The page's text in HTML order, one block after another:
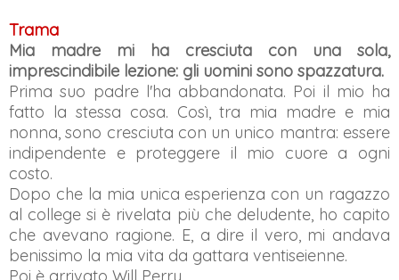
Trama
Mia madre mi ha cresciuta con una sola,
imprescindibile lezione: gli uomini sono spazzatura.
Prima suo padre l'ha abbandonata. Poi il mio ha
fatto la stessa cosa. Così, tra mia madre e mia
nonna, sono cresciuta con un unico mantra: essere
indipendente e proteggere il mio cuore a ogni
costo.
Dopo che la mia unica esperienza con un ragazzo
al college si è rivelata più che deludente, ho capito
che avevano ragione. E, a dire il vero, mi andava
benissimo la mia vita da gattara ventiseienne.
Poi è arrivato Will Perry.